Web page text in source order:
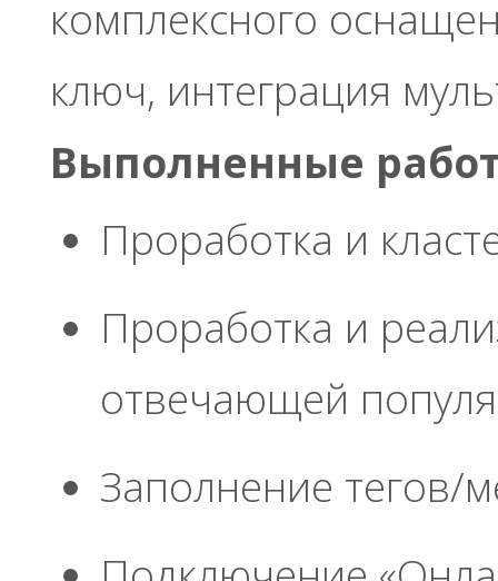
комплексного
ключ, интеграция
Выполненные
Проработка и
Проработка и
отвечающей
Заполнение тегов/